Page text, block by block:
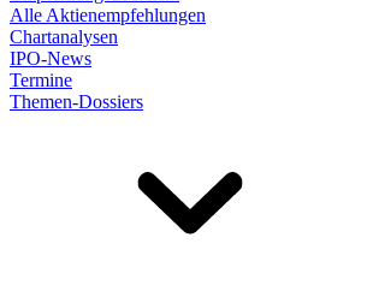
Alle Aktienempfehlungen
Chartanalysen
IPO-News
Termine
Themen-Dossiers